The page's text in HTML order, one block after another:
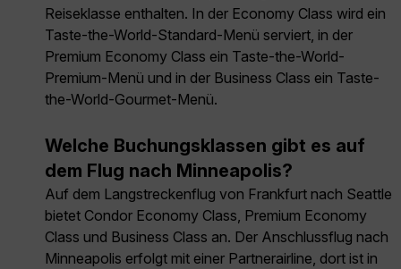
Reiseklasse enthalten. In der Economy Class wird ein
Taste-the-World-Standard-Menü serviert, in der
Premium Economy Class ein Taste-the-World-
Premium-Menü und in der Business Class ein Taste-
the-World-Gourmet-Menü.
Welche Buchungsklassen gibt es auf
dem Flug nach Minneapolis?
Auf dem Langstreckenflug von Frankfurt nach Seattle
bietet Condor Economy Class, Premium Economy
Class und Business Class an. Der Anschlussflug nach
Minneapolis erfolgt mit einer Partnerairline, dort ist in